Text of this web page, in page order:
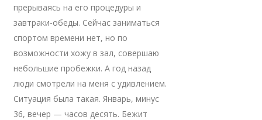
прерываясь на его процедуры и
завтраки-обеды. Сейчас заниматься
спортом времени нет, но по
возможности хожу в зал, совершаю
небольшие пробежки. А год назад
люди смотрели на меня с удивлением.
Ситуация была такая. Январь, минус
36, вечер — часов десять. Бежит